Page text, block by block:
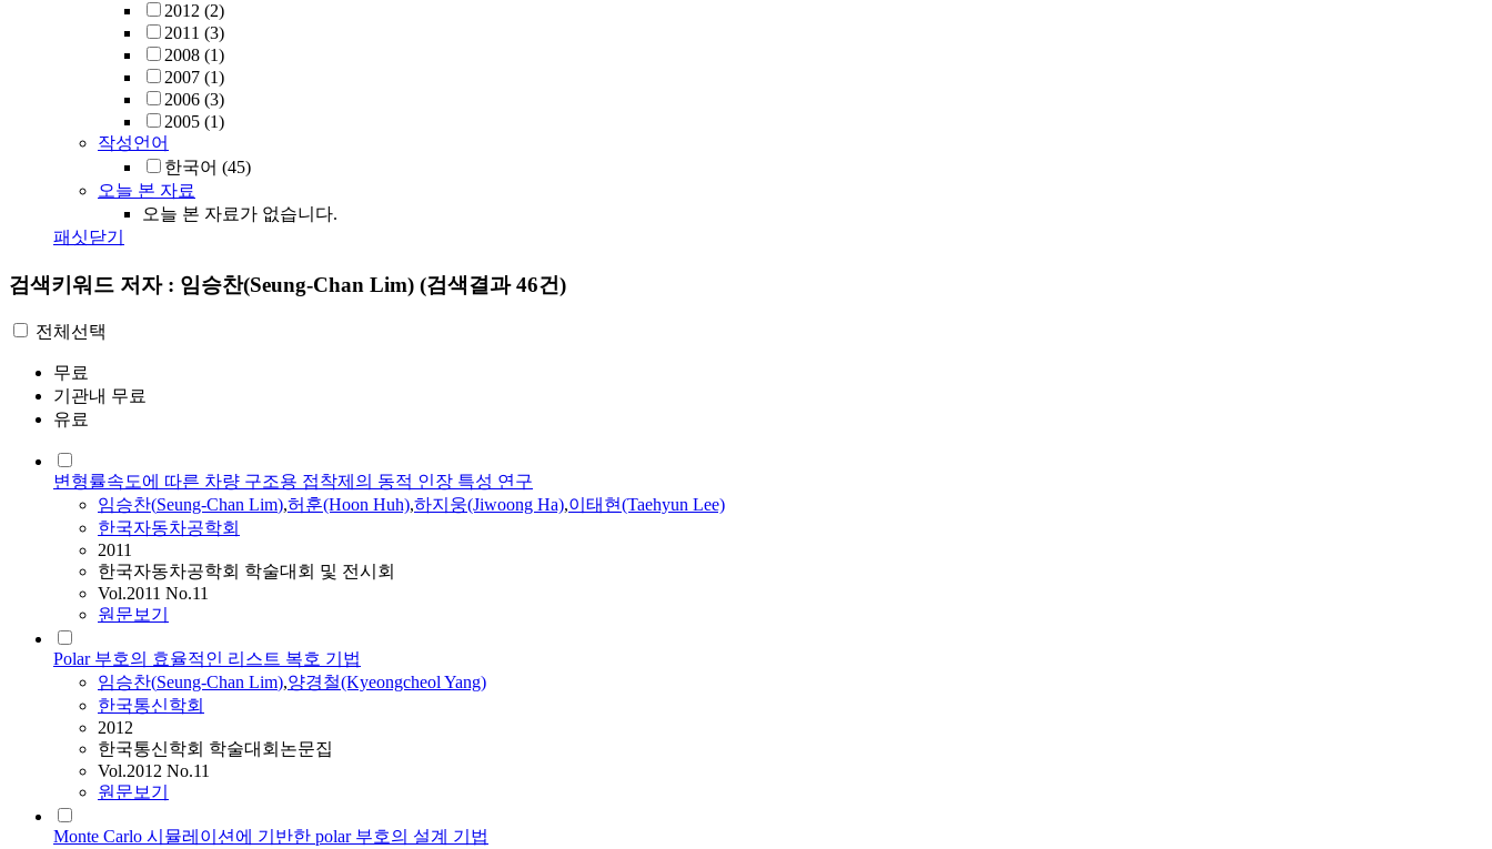
2012 (2)
2011 (3)
2008 (1)
2007 (1)
2006 (3)
2005 (1)
작성언어
한국어 (45)
오늘 본 자료
오늘 본 자료가 없습니다.
패싯닫기
검색키워드 저자 : 임승찬(Seung-Chan Lim) (검색결과 46건)
전체선택
무료
기관내 무료
유료
변형률속도에 따른 차량 구조용 접착제의 동적 인장 특성 연구
임승찬(Seung-Chan Lim),허훈(Hoon Huh),하지웅(Jiwoong Ha),이태현(Taehyun Lee)
한국자동차공학회
2011
한국자동차공학회 학술대회 및 전시회
Vol.2011 No.11
원문보기
Polar 부호의 효율적인 리스트 복호 기법
임승찬(Seung-Chan Lim),양경철(Kyeongcheol Yang)
한국통신학회
2012
한국통신학회 학술대회논문집
Vol.2012 No.11
원문보기
Monte Carlo 시뮬레이션에 기반한 polar 부호의 설계 기법